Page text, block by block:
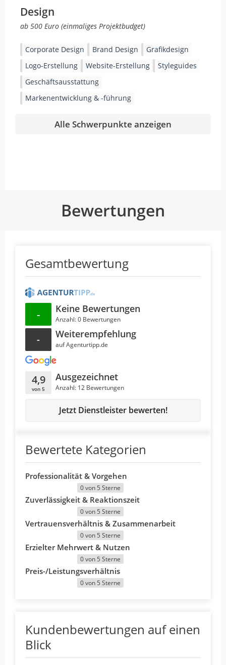
Design
ab 500 Euro (einmaliges Projektbudget)
Corporate Design Brand Design
Grafikdesign
Logo-Erstellung
Website-Erstellung
Styleguides
Geschäftsausstattung
Markenentwicklung & -führung
Alle Schwerpunkte anzeigen
Bewertungen
Bewertete Kategorien
Professionalität & Vorgehen
0 von 5 Sterne
Zuverlässigkeit & Reaktionszeit
0 von 5 Sterne
Vertrauensverhältnis & Zusammenarbeit
0 von 5 Sterne
Erzielter Mehrwert & Nutzen
0 von 5 Sterne
Preis-/Leistungsverhältnis
0 von 5 Sterne
Gesamtbewertung
- Keine Bewertungen
Anzahl: 0 Bewertungen
- Weiterempfehlung
auf Agenturtipp.de
4,9
von 5
Ausgezeichnet
Anzahl: 12 Bewertungen
Jetzt Dienstleister bewerten!
Kundenbewertungen auf einen
Blick